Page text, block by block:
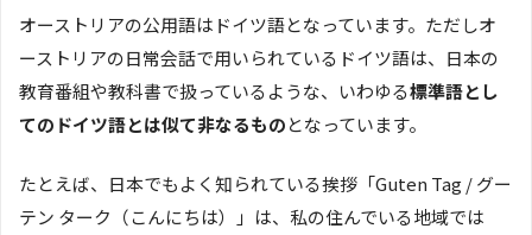
オーストリアの公用語はドイツ語となっています。ただしオ
ーストリアの日常会話で用いられているドイツ語は、日本の
教育番組や教科書で扱っているような、いわゆる標準語とし
てのドイツ語とは似て非なるものとなっています。
たとえば、日本でもよく知られている挨拶「Guten Tag / グー
テン ターク（こんにちは）」は、私の住んでいる地域では